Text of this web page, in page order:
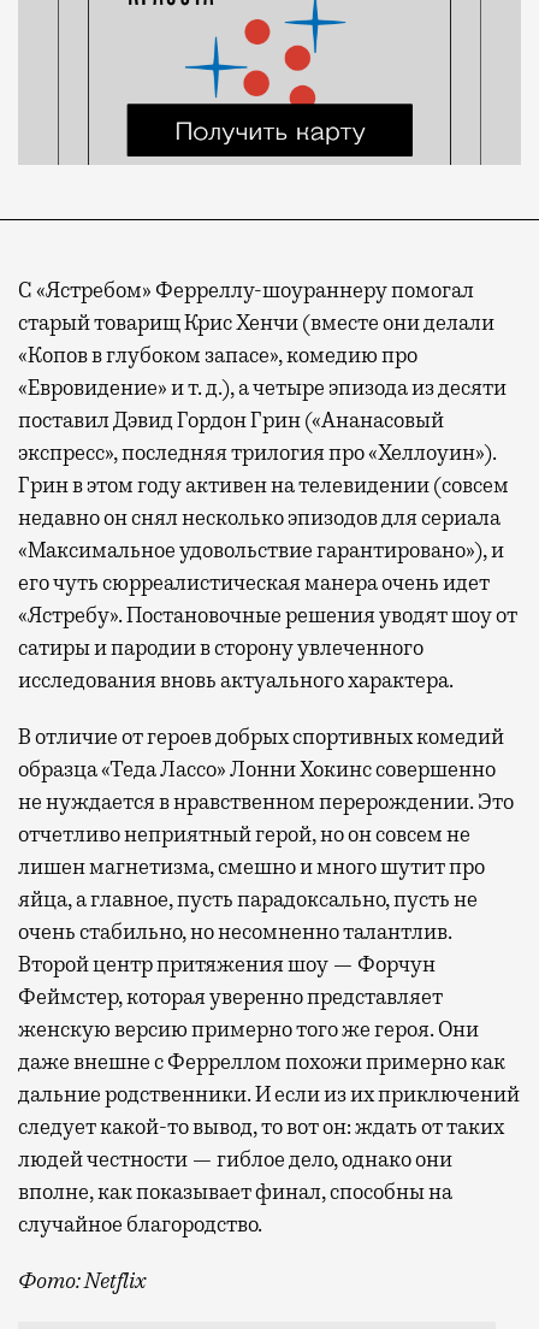
С «Ястребом» Ферреллу-шоураннеру помогал
старый товарищ Крис Хенчи (вместе они делали
«Копов в глубоком запасе», комедию про
«Евровидение» и т. д.), а четыре эпизода из десяти
поставил Дэвид Гордон Грин («Ананасовый
экспресс», последняя трилогия про «Хеллоуин»).
Грин в этом году активен на телевидении (совсем
недавно он снял несколько эпизодов для сериала
«Максимальное удовольствие гарантировано»), и
его чуть сюрреалистическая манера очень идет
«Ястребу». Постановочные решения уводят шоу от
сатиры и пародии в сторону увлеченного
исследования вновь актуального характера.
В отличие от героев добрых спортивных комедий
образца «Теда Лассо» Лонни Хокинс совершенно
не нуждается в нравственном перерождении. Это
отчетливо неприятный герой, но он совсем не
лишен магнетизма, смешно и много шутит про
яйца, а главное, пусть парадоксально, пусть не
очень стабильно, но несомненно талантлив.
Второй центр притяжения шоу — Форчун
Феймстер, которая уверенно представляет
женскую версию примерно того же героя. Они
даже внешне с Ферреллом похожи примерно как
дальние родственники. И если из их приключений
следует какой-то вывод, то вот он: ждать от таких
людей честности — гиблое дело, однако они
вполне, как показывает финал, способны на
случайное благородство.
Фото: Netflix